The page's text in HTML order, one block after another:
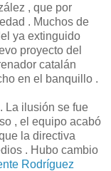
, que por
. Muchos de
ya extinguido
proyecto del
catalán
en el banquillo .
La ilusión se fue
, el equipo acabó
la directiva
. Hubo cambio
Rodríguez